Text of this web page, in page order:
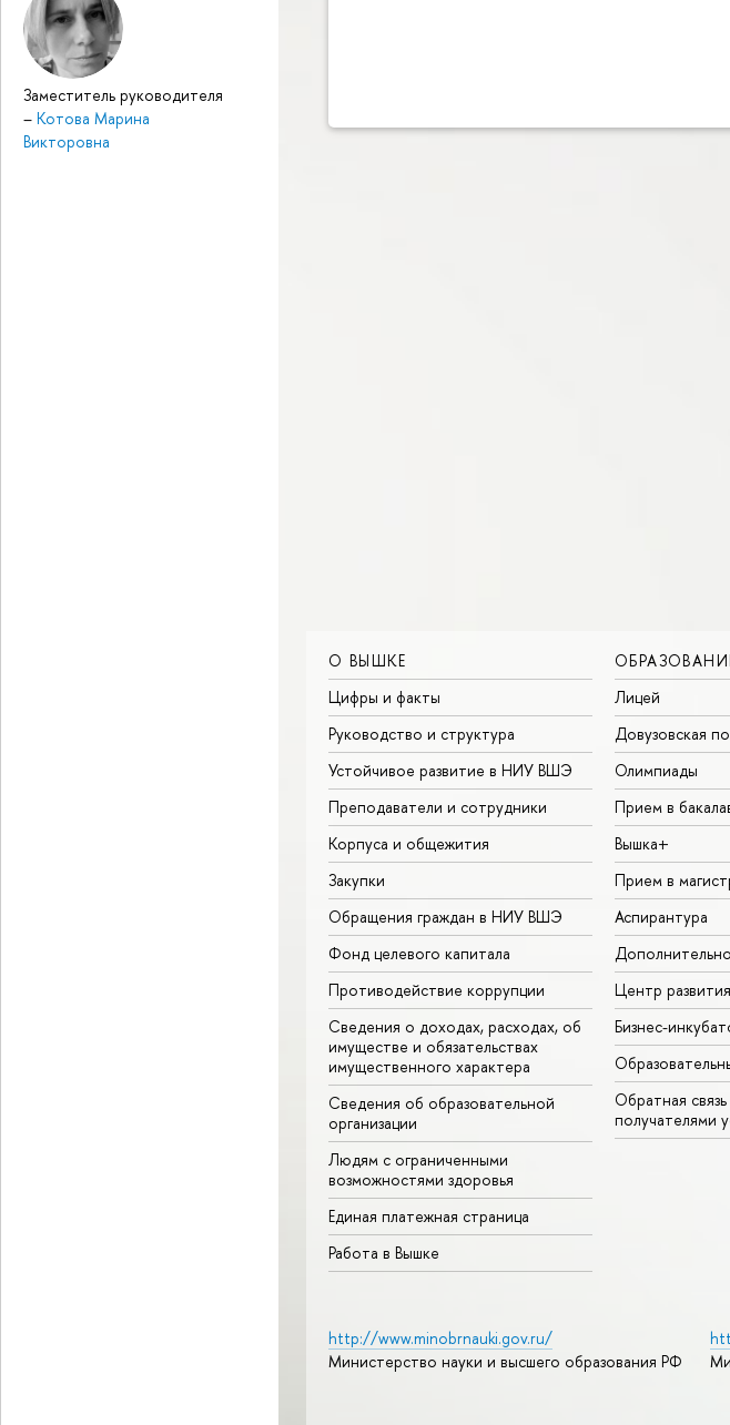
Заместитель руководителя
– Котова Марина
Викторовна
О ВЫШКЕ
Цифры и факты
Руководство и структура
Устойчивое развитие в НИУ ВШЭ
Преподаватели и сотрудники
Корпуса и общежития
Закупки
Обращения граждан в НИУ ВШЭ
Фонд целевого капитала
Противодействие коррупции
Сведения о доходах, расходах, об
имуществе и обязательствах
имущественного характера
Сведения об образовательной
организации
Людям с ограниченными
возможностями здоровья
Единая платежная страница
Работа в Вышке
Лицей
Довузовская
Олимпиады
Прием в
Вышка+
Прием в
Аспирантура
Центр
Бизнес-
Обратная
получателями
http://www.minobrnauki.gov.ru/
Министерство науки и высшего образования РФ